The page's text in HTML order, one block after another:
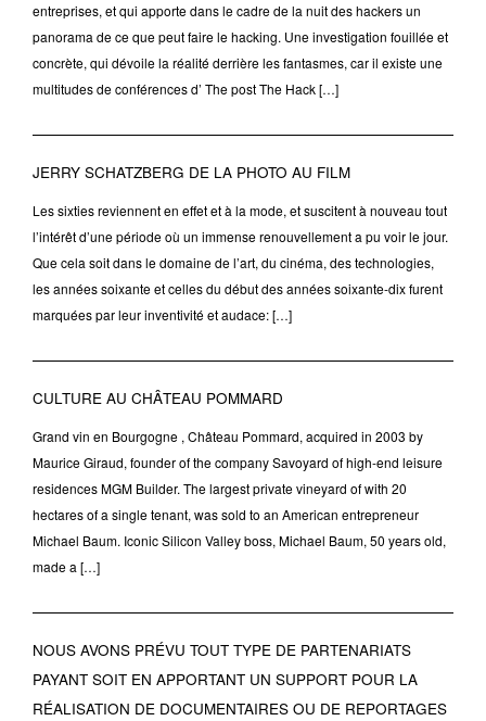
entreprises, et qui apporte dans le cadre de la nuit des hackers un
panorama de ce que peut faire le hacking. Une investigation fouillée et
concrète, qui dévoile la réalité derrière les fantasmes, car il existe une
multitudes de conférences d’ The post The Hack […]
JERRY SCHATZBERG DE LA PHOTO AU FILM
Les sixties reviennent en effet et à la mode, et suscitent à nouveau tout
l’intérêt d’une période où un immense renouvellement a pu voir le jour.
Que cela soit dans le domaine de l’art, du cinéma, des technologies,
les années soixante et celles du début des années soixante-dix furent
marquées par leur inventivité et audace: […]
CULTURE AU CHÂTEAU POMMARD
Grand vin en Bourgogne , Château Pommard, acquired in 2003 by
Maurice Giraud, founder of the company Savoyard of high-end leisure
residences MGM Builder. The largest private vineyard of with 20
hectares of a single tenant, was sold to an American entrepreneur
Michael Baum. Iconic Silicon Valley boss, Michael Baum, 50 years old,
made a […]
NOUS AVONS PRÉVU TOUT TYPE DE PARTENARIATS
PAYANT SOIT EN APPORTANT UN SUPPORT POUR LA
RÉALISATION DE DOCUMENTAIRES OU DE REPORTAGES